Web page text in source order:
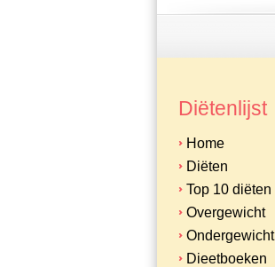
Diëtenlijst
Home
Diëten
Top 10 diëten
Overgewicht
Ondergewicht
Dieetboeken